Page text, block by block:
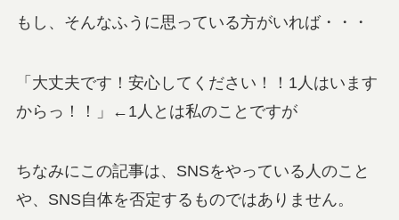
もし、そんなふうに思っている方がいれば・・・
「大丈夫です！安心してください！！1人はいます
からっ！！」←1人とは私のことですが
ちなみにこの記事は、SNSをやっている人のこと
や、SNS自体を否定するものではありません。